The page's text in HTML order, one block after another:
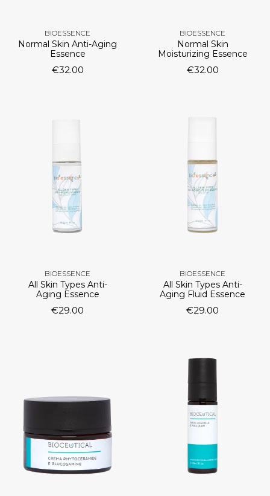
BIOESSENCE
Normal Skin Anti-Aging
Essence
€32.00
BIOESSENCE
Normal Skin
Moisturizing Essence
€32.00
BIOESSENCE
All Skin Types Anti-
Aging Essence
€29.00
BIOESSENCE
All Skin Types Anti-
Aging Fluid Essence
€29.00